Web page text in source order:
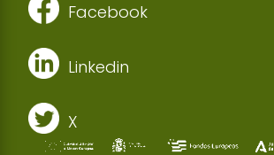
Facebook
Linkedin
X